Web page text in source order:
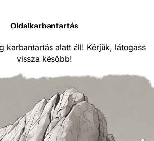
Oldalkarbantartás
karbantartás alatt áll! Kérjük, látogass
vissza később!